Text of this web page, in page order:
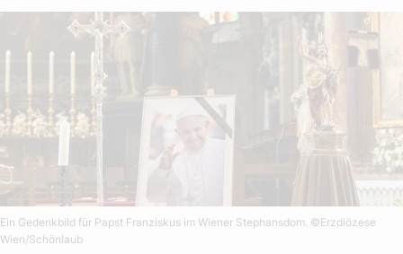
Ein Gedenkbild für Papst Franziskus im Wiener Stephansdom. ©Erzdiözese
Wien/Schönlaub